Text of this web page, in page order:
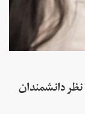
نظر دانشمندان